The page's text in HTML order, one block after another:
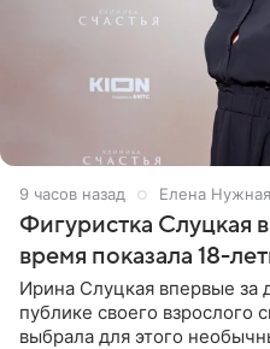
9 часов назад Елена Нужная
Фигуристка Слуцкая
время показала 18-
Ирина Слуцкая впервые за
публике своего взрослого
выбрала для этого